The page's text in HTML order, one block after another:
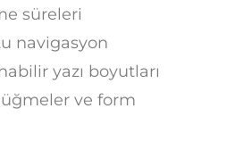
süreleri
navigasyon
yazı boyutları
ve form